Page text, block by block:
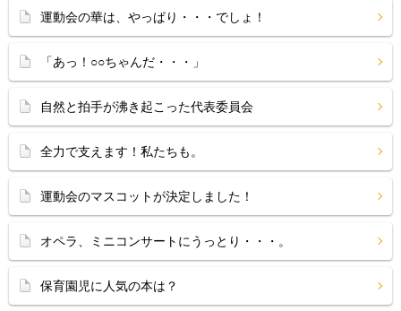
運動会の華は、やっぱり・・・でしょ！
「あっ！○○ちゃんだ・・・」
自然と拍手が沸き起こった代表委員会
全力で支えます！私たちも。
運動会のマスコットが決定しました！
オペラ、ミニコンサートにうっとり・・・。
保育園児に人気の本は？